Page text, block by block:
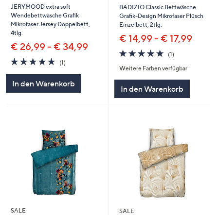
JERYMOOD extra soft
Wendebettwäsche Grafik
Mikrofaser Jersey Doppelbett,
4tlg.
€ 26,99 - € 34,99
5.0
von
(1)
In den Warenkorb
BADIZIO Classic Bettwäsche
Grafik-Design Mikrofaser Plüsch
Einzelbett, 2tlg.
€ 14,99 - € 17,99
5.0
von
5
(1)
Weitere Farben verfügbar
In den Warenkorb
SALE
SALE